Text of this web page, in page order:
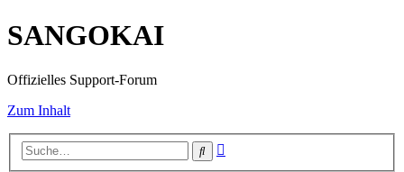
SANGOKAI
Offizielles Support-Forum
Zum Inhalt
Suche